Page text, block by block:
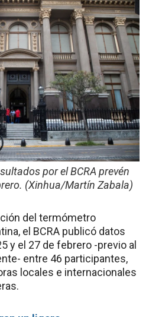
por el BCRA prevén
(Xinhua/Martín Zabala)
del termómetro
el BCRA publicó datos
y el 27 de febrero -previo al
entre 46 participantes,
locales e internacionales